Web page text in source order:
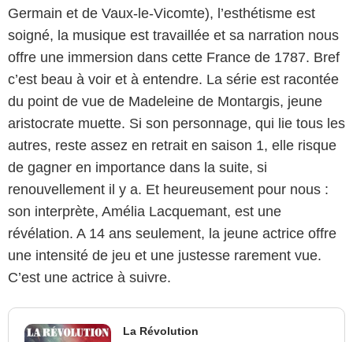
Germain et de Vaux-le-Vicomte), l’esthétisme est
soigné, la musique est travaillée et sa narration nous
offre une immersion dans cette France de 1787. Bref
c’est beau à voir et à entendre. La série est racontée
du point de vue de Madeleine de Montargis, jeune
aristocrate muette. Si son personnage, qui lie tous les
autres, reste assez en retrait en saison 1, elle risque
de gagner en importance dans la suite, si
renouvellement il y a. Et heureusement pour nous :
son interprète, Amélia Lacquemant, est une
révélation. A 14 ans seulement, la jeune actrice offre
une intensité de jeu et une justesse rarement vue.
C’est une actrice à suivre.
La Révolution